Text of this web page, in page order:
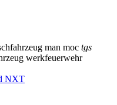
man moc tgs
werkfeuerwehr
NXT